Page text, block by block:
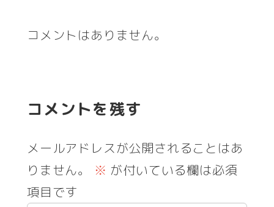
コメントはありません。
コメントを残す
メールアドレスが公開されることはあ
りません。
※ が付いている欄は必須
項目です